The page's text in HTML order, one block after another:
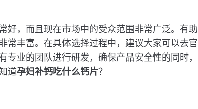
好，而且现在市场中的受众范围非常广泛。有助
常丰富。在具体选择过程中，建议大家可以去官
业的团队进行研发，确保产品安全性的同时，
道孕妇补钙吃什么钙片？